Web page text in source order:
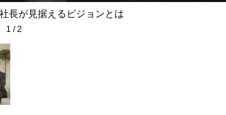
長が見据えるビジョンとは
1 /2